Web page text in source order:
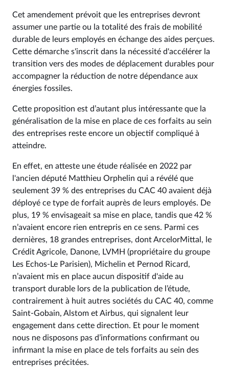
Cet amendement prévoit que les entreprises devront
assumer une partie ou la totalité des frais de mobilité
durable de leurs employés en échange des aides perçues.
Cette démarche s'inscrit dans la nécessité d'accélérer la
transition vers des modes de déplacement durables pour
accompagner la réduction de notre dépendance aux
énergies fossiles.
Cette proposition est d’autant plus intéressante que la
généralisation de la mise en place de ces forfaits au sein
des entreprises reste encore un objectif compliqué à
atteindre.
En effet, en atteste une étude réalisée en 2022 par
l'ancien député Matthieu Orphelin qui a révélé que
seulement 39 % des entreprises du CAC 40 avaient déjà
déployé ce type de forfait auprès de leurs employés. De
plus, 19 % envisageait sa mise en place, tandis que 42 %
n’avaient encore rien entrepris en ce sens. Parmi ces
dernières, 18 grandes entreprises, dont ArcelorMittal, le
Crédit Agricole, Danone, LVMH (propriétaire du groupe
Les Echos-Le Parisien), Michelin et Pernod Ricard,
n’avaient mis en place aucun dispositif d'aide au
transport durable lors de la publication de l’étude,
contrairement à huit autres sociétés du CAC 40, comme
Saint-Gobain, Alstom et Airbus, qui signalent leur
engagement dans cette direction. Et pour le moment
nous ne disposons pas d’informations confirmant ou
infirmant la mise en place de tels forfaits au sein des
entreprises précitées.